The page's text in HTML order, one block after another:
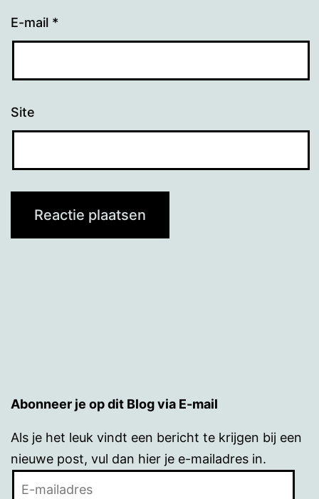
E-mail *
Site
Abonneer je op dit Blog via E-mail
Als je het leuk vindt een bericht te krijgen bij een
nieuwe post, vul dan hier je e-mailadres in.